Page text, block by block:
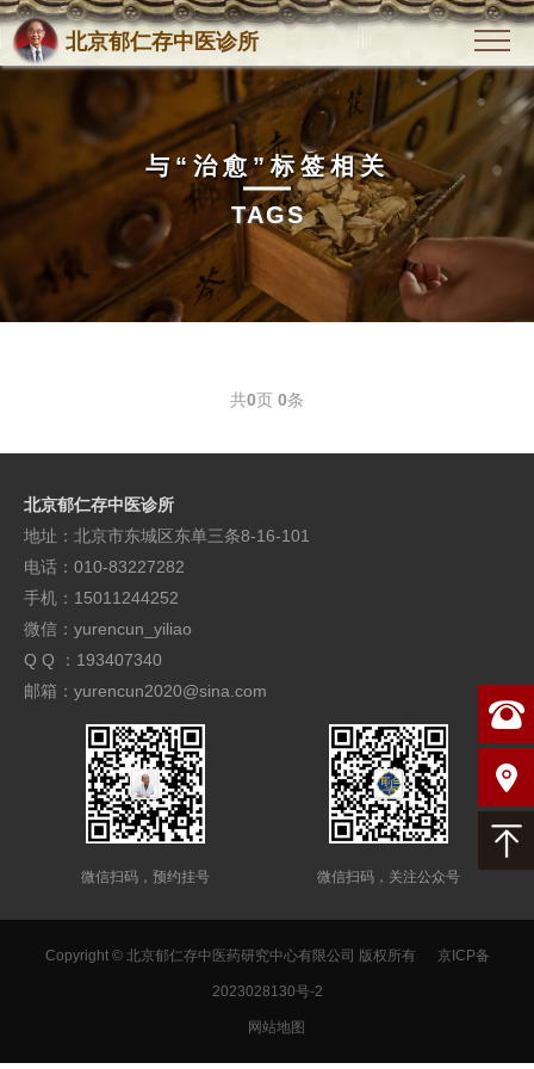
北京郁仁存中医诊所
与 “治愈”标签相关
TAGS
共0页 0条
北京郁仁存中医诊所
地址：北京市东城区东单三条8-16-101
电话：010-83227282
手机：15011244252
微信：yurencun_yiliao
Q Q ：193407340
邮箱：yurencun2020@sina.com
微信扫码，预约挂号 微信扫码，关注公众号
Copyright © 北京郁仁存中医药研究中心有限公司 版权所有 京ICP备
2023028130号-2
网站地图